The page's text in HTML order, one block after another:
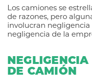
Los camiones se
de razones, pero
involucran
negligencia de la
DE CAMIÓN